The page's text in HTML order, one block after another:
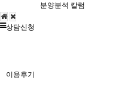
상담신청
이용후기
분양분석 칼럼